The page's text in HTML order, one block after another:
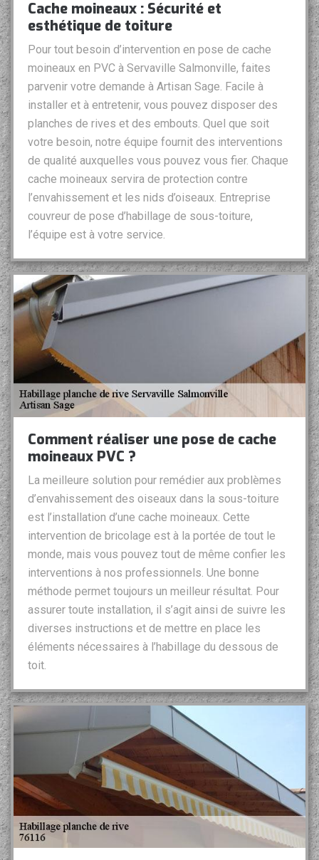
Cache moineaux : Sécurité et
esthétique de toiture
Pour tout besoin d’intervention en pose de cache
moineaux en PVC à Servaville Salmonville, faites
parvenir votre demande à Artisan Sage. Facile à
installer et à entretenir, vous pouvez disposer des
planches de rives et des embouts. Quel que soit
votre besoin, notre équipe fournit des interventions
de qualité auxquelles vous pouvez vous fier. Chaque
cache moineaux servira de protection contre
l’envahissement et les nids d’oiseaux. Entreprise
couvreur de pose d’habillage de sous-toiture,
l’équipe est à votre service.
Comment réaliser une pose de cache
moineaux PVC ?
La meilleure solution pour remédier aux problèmes
d’envahissement des oiseaux dans la sous-toiture
est l’installation d’une cache moineaux. Cette
intervention de bricolage est à la portée de tout le
monde, mais vous pouvez tout de même confier les
interventions à nos professionnels. Une bonne
méthode permet toujours un meilleur résultat. Pour
assurer toute installation, il s’agit ainsi de suivre les
diverses instructions et de mettre en place les
éléments nécessaires à l’habillage du dessous de
toit.